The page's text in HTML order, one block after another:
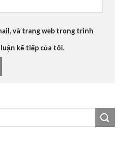
và trang web trong trình
kế tiếp của tôi.